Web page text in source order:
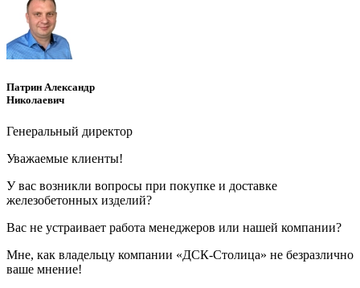
Патрин Александр
Николаевич
Генеральный директор
Уважаемые клиенты!
У вас возникли вопросы при покупке и доставке
железобетонных изделий?
Вас не устраивает работа менеджеров или нашей компании?
Мне, как владельцу компании «ДСК-Столица» не безразлично
ваше мнение!